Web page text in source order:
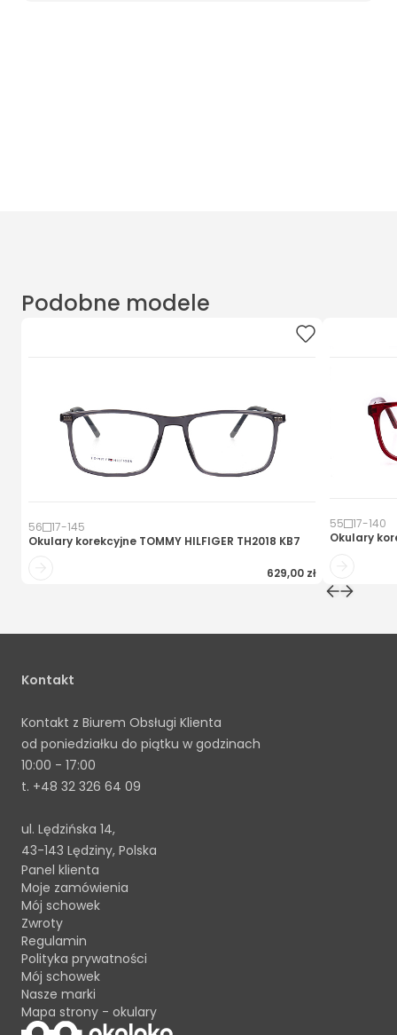
Podobne modele
56 17-145
Okulary korekcyjne TOMMY HILFIGER TH2018 KB7
629,00 zł
55 17-140
Okulary
Kontakt
Kontakt z Biurem Obsługi Klienta
od poniedziałku do piątku w godzinach
10:00 - 17:00
t. +48 32 326 64 09
ul. Lędzińska 14,
43-143 Lędziny, Polska
Panel klienta
Moje zamówienia
Mój schowek
Zwroty
Regulamin
Polityka prywatności
Mój schowek
Nasze marki
Mapa strony - okulary